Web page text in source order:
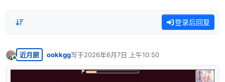
登录后回复
在线
近月厨 ookkgg写于2026年6月7日 上午10:50
最后由 编辑